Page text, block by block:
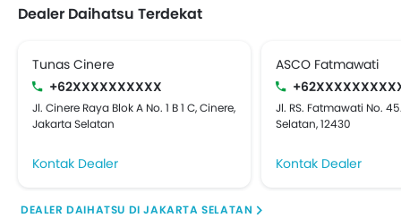
Dealer Daihatsu Terdekat
Tunas Cinere
+62XXXXXXXXXX
Jl. Cinere Raya Blok A No. 1 B 1 C, Cinere,
Jakarta Selatan
Kontak Dealer
ASCO Fatmawati
Jl. RS. Fatmawati No.
Selatan, 12430
Kontak Dealer
DEALER DAIHATSU DI JAKARTA SELATAN